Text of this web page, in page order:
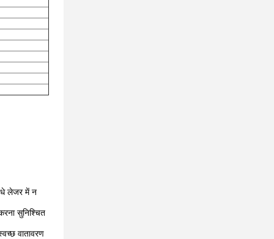
लेजर में न
सुनिश्चित
वातावरण